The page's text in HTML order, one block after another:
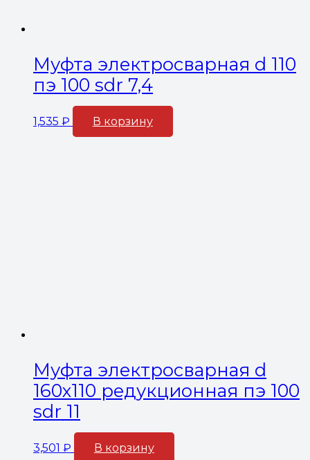
Муфта электросварная d 110
пэ 100 sdr 7,4
1,535 ₽ В корзину
Муфта электросварная d
160х110 редукционная пэ 100
sdr 11
3,501 ₽ В корзину